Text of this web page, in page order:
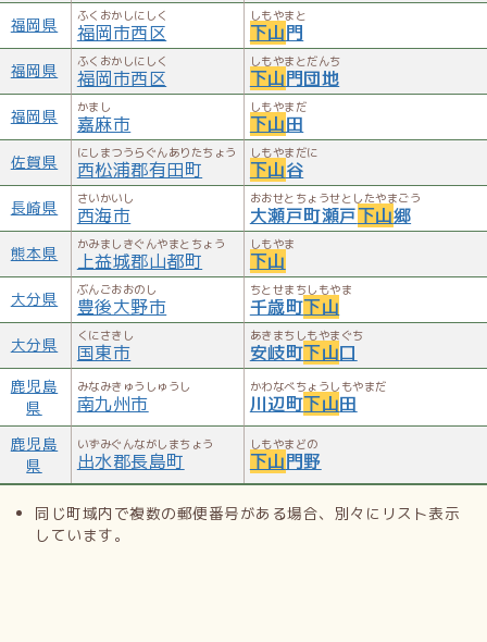
福岡県 ふくおかしにしく
福岡市西区
しもやまと
下山門
福岡県 ふくおかしにしく
福岡市西区
しもやまとだんち
下山門団地
福岡県 かまし
嘉麻市
しもやまだ
下山田
佐賀県 にしまつうらぐんありたちょう
西松浦郡有田町
しもやまだに
下山谷
長崎県 さいかいし
西海市
おおせとちょうせとしたやまごう
大瀬戸町瀬戸下山郷
熊本県 かみましきぐんやまとちょう
上益城郡山都町
しもやま
下山
大分県 ぶんごおおのし
豊後大野市
ちとせまちしもやま
千歳町下山
大分県 くにさきし
国東市
あきまちしもやまぐち
安岐町下山口
鹿児島
県
みなみきゅうしゅうし
南九州市
かわなべちょうしもやまだ
川辺町下山田
鹿児島
県
いずみぐんながしまちょう
出水郡長島町
しもやまどの
下山門野
同じ町域内で複数の郵便番号がある場合、別々にリスト表示
しています。